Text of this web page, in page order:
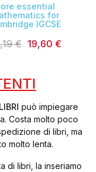
essential
for
IGCSE
€ 19,60 €
può impiegare
Costa molto poco
di libri, ma
molto lenta.
di libri, la inseriamo